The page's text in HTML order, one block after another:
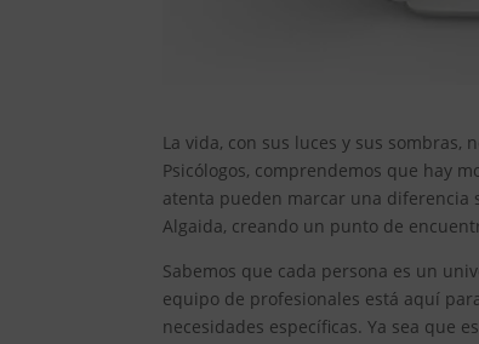
La vida, con sus luces y sus sombras,
Psicólogos, comprendemos que hay
atenta pueden marcar una diferencia
Algaida, creando un punto de
Sabemos que cada persona es un
equipo de profesionales está aquí
necesidades específicas. Ya sea que